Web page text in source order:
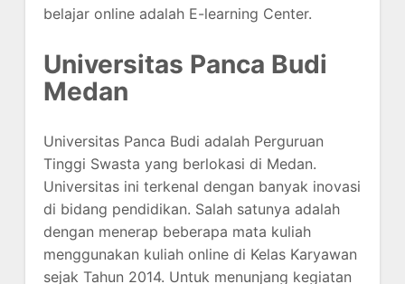
belajar online adalah E-learning Center.
Universitas Panca Budi
Medan
Universitas Panca Budi adalah Perguruan
Tinggi Swasta yang berlokasi di Medan.
Universitas ini terkenal dengan banyak inovasi
di bidang pendidikan. Salah satunya adalah
dengan menerap beberapa mata kuliah
menggunakan kuliah online di Kelas Karyawan
sejak Tahun 2014. Untuk menunjang kegiatan